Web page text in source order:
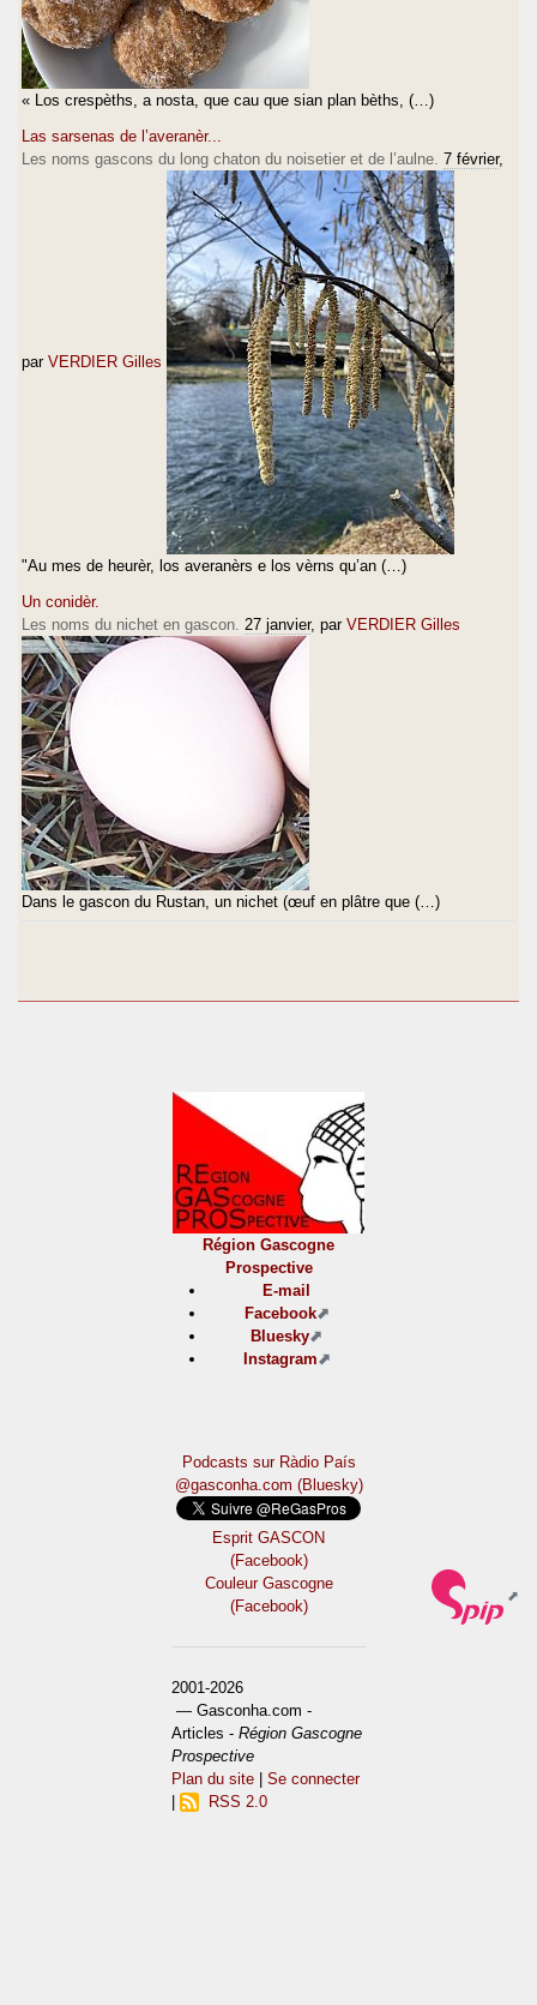
« Los crespèths, a nosta, que cau que sian plan bèths, (…)
Las sarsenas de l’averanèr...
Les noms gascons du long chaton du noisetier et de l’aulne. 7 février,
par VERDIER Gilles
"Au mes de heurèr, los averanèrs e los vèrns qu’an (…)
Un conidèr.
Les noms du nichet en gascon. 27 janvier, par VERDIER Gilles
Dans le gascon du Rustan, un nichet (œuf en plâtre que (…)
Région Gascogne
Prospective
E-mail
Facebook
Bluesky
Instagram
Podcasts sur Ràdio País
@gasconha.com (Bluesky)
Esprit GASCON
(Facebook)
Couleur Gascogne
(Facebook)
2001-2026
— Gasconha.com -
Articles -Région Gascogne
Prospective
Plan du site |Se connecter
RSS 2.0